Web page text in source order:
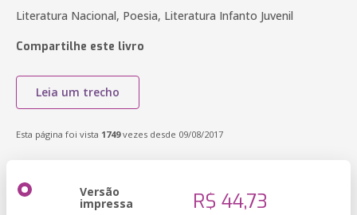
Literatura Nacional, Poesia, Literatura Infanto Juvenil
Compartilhe este livro
Leia um trecho
Esta página foi vista 1749vezes desde 09/08/2017
Versão
impressa R$ 44,73